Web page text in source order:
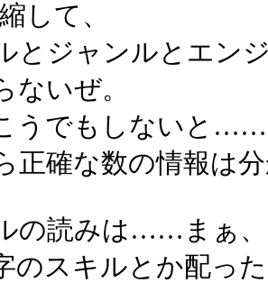
して、
とジャンルとエン
ないぜ。
でもしないと……
正確な数の情報は
の読みは……まぁ
のスキルとか配っ